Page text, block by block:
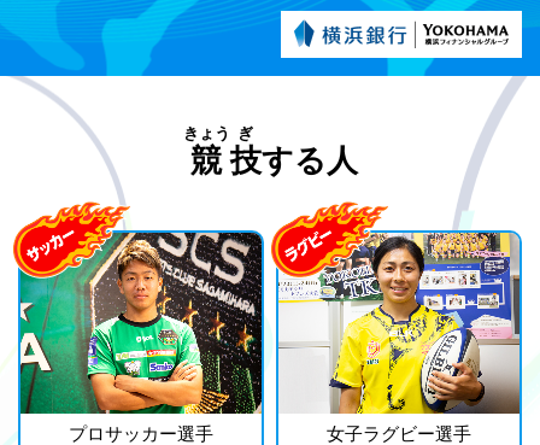
競
きょう
技
ぎ
する人
プロサッカー選手 女子ラグビー選手